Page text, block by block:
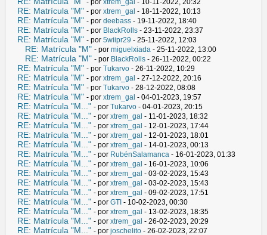
- por xtrem_gal - 10-11-2022, 20:32
RE: Matrícula "M" - por xtrem_gal - 18-11-2022, 10:13
RE: Matrícula "M" - por deebass - 19-11-2022, 18:40
RE: Matrícula "M" - por BlackRolls - 23-11-2022, 23:37
RE: Matrícula "M" - por 5wiipr29 - 25-11-2022, 12:03
RE: Matrícula "M" - por miguelxiada - 25-11-2022, 13:00
RE: Matrícula "M" - por BlackRolls - 26-11-2022, 00:22
RE: Matrícula "M" - por Tukarvo - 26-11-2022, 10:29
RE: Matrícula "M" - por xtrem_gal - 27-12-2022, 20:16
RE: Matrícula "M" - por Tukarvo - 28-12-2022, 08:08
RE: Matrícula "M" - por xtrem_gal - 04-01-2023, 19:57
RE: Matrícula "M..." - por Tukarvo - 04-01-2023, 20:15
RE: Matrícula "M..." - por xtrem_gal - 11-01-2023, 18:32
RE: Matrícula "M..." - por xtrem_gal - 12-01-2023, 17:44
RE: Matrícula "M..." - por xtrem_gal - 12-01-2023, 18:01
RE: Matrícula "M..." - por xtrem_gal - 14-01-2023, 00:13
RE: Matrícula "M..." - por RubénSalamanca - 16-01-2023, 01:33
RE: Matrícula "M..." - por xtrem_gal - 16-01-2023, 10:06
RE: Matrícula "M..." - por xtrem_gal - 03-02-2023, 15:43
RE: Matrícula "M..." - por xtrem_gal - 03-02-2023, 15:43
RE: Matrícula "M..." - por xtrem_gal - 09-02-2023, 17:51
RE: Matrícula "M..." - por GTI - 10-02-2023, 00:30
RE: Matrícula "M..." - por xtrem_gal - 13-02-2023, 18:35
RE: Matrícula "M..." - por xtrem_gal - 26-02-2023, 20:29
RE: Matrícula "M..." - por joschelito - 26-02-2023, 22:07